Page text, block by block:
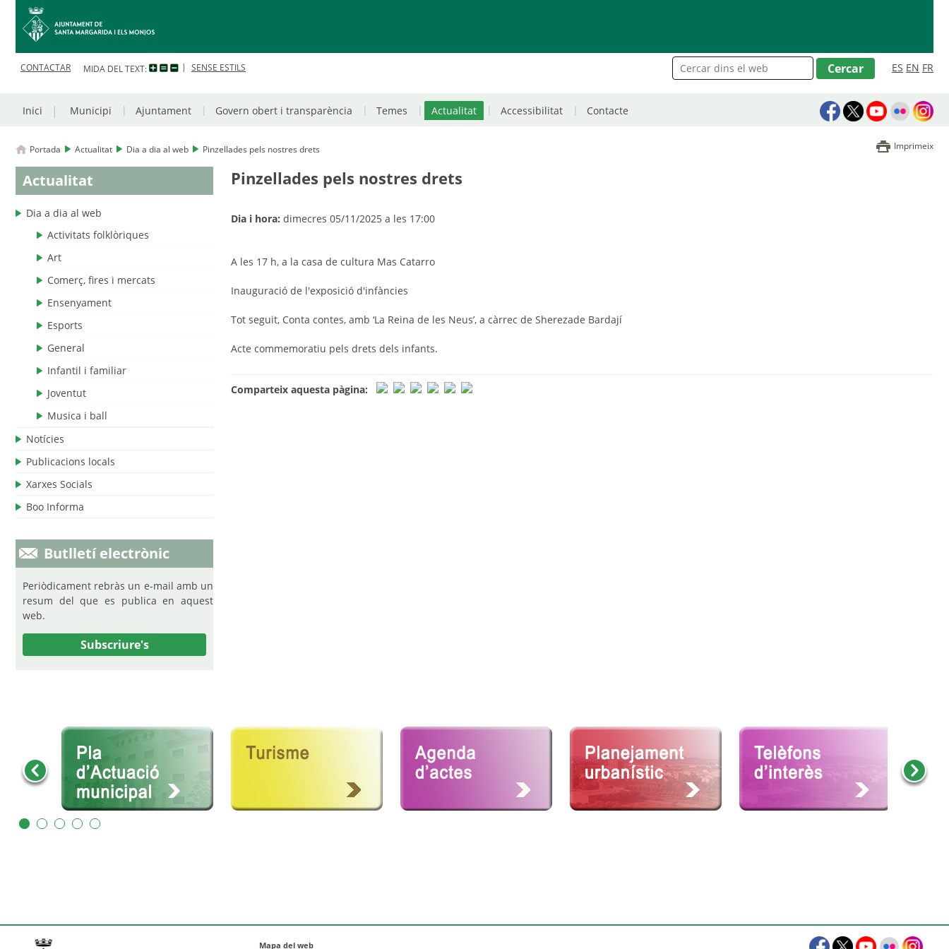
ES EN FR
CONTACTAR MIDA DEL TEXT: SENSE ESTILS
Inici Municipi Ajuntament Govern obert i transparència Temes Actualitat Accessibilitat Contacte
Portada Actualitat Dia a dia al web Pinzellades pels nostres drets Imprimeix
Actualitat
Dia a dia al web
Activitats folklòriques
Art
Comerç, fires i mercats
Ensenyament
Esports
General
Infantil i familiar
Joventut
Musica i ball
Notícies
Publicacions locals
Xarxes Socials
Boo Informa
Butlletí electrònic
Periòdicament rebràs un e-mail amb un
resum del que es publica en aquest
web.
Subscriure's
Pinzellades pels nostres drets
Dia i hora: dimecres 05/11/2025 a les 17:00
A les 17 h, a la casa de cultura Mas Catarro
Inauguració de l'exposició d'infàncies
Tot seguit, Conta contes, amb ‘La Reina de les Neus’, a càrrec de Sherezade Bardají
Acte commemoratiu pels drets dels infants.
Comparteix aquesta pàgina:
Mapa del web